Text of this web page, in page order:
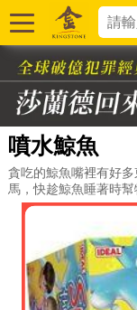
噴水鯨魚
貪吃的鯨魚嘴裡有好
馬，快趁鯨魚睡著時